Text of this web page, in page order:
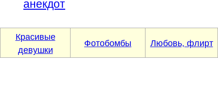
анекдот
Красивые
девушки
Фотобомбы Любовь, флирт